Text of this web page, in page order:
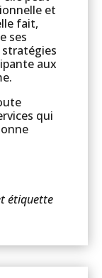
et
fait,
ses
stratégies
aux
qui
étiquette